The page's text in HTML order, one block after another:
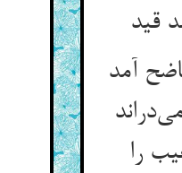
قید
آمد
را